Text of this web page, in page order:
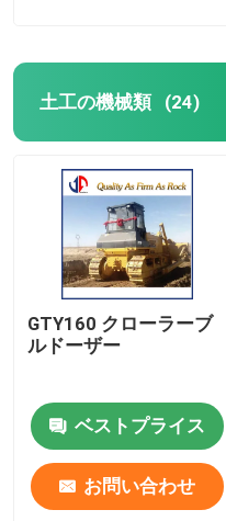
製品
会社案内
品質管理
ニュース
見積依頼
土工の機械類 (24)
GTY160 クローラーブ
ルドーザー
ベストプライス
お問い合わせ